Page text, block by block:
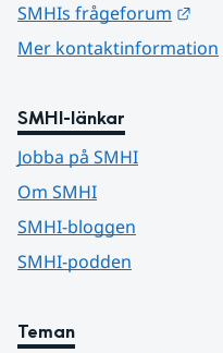
SMHIs frågeforum
Mer kontaktinformation
SMHI-länkar
Jobba på SMHI
Om SMHI
SMHI-bloggen
SMHI-podden
Teman